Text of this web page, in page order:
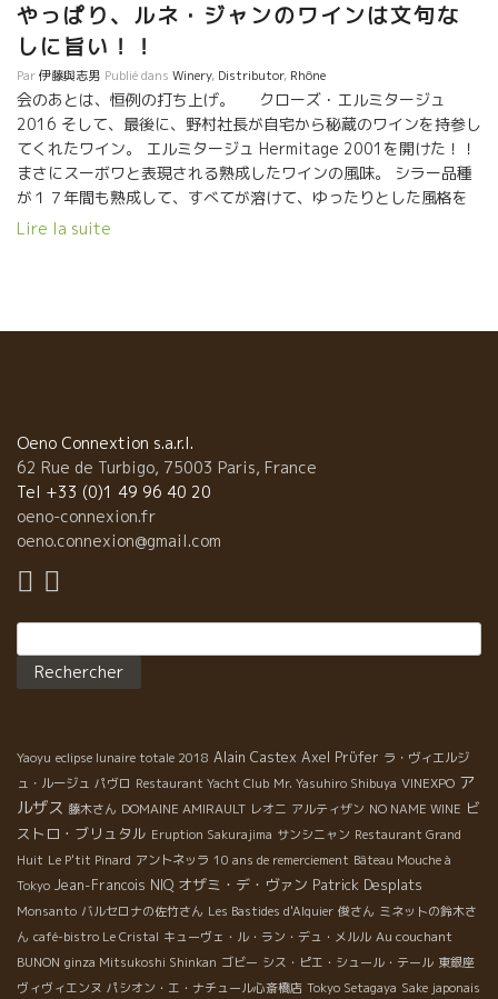
やっぱり、ルネ・ジャンのワインは文句な
しに旨い！！
Par伊藤與志男 Publié dans Winery, Distributor, Rhône
会のあとは、恒例の打ち上げ。 クローズ・エルミタージュ
2016 そして、最後に、野村社長が自宅から秘蔵のワインを持参し
てくれたワイン。 エルミタージュ Hermitage 2001を開けた！！
まさにスーボワと表現される熟成したワインの風味。 シラー品種
が１７年間も熟成して、すべてが溶けて、ゆったりとした風格を
備えていた。 感動の一本でした。野村社長、ありがとうございま
Lire la suite
Oeno Connextion s.a.r.l.
62 Rue de Turbigo, 75003 Paris, France
Tel +33 (0)1 49 96 40 20
oeno-connexion.fr
oeno.connexion@gmail.com
Yaoyu eclipse lunaire totale 2018 Alain Castex Axel Prϋfer ラ・ヴィエルジ
ュ・ルージュ パヴロ Restaurant Yacht Club Mr. Yasuhiro Shibuya VINEXPO ア
ルザス 藤木さん DOMAINE AMIRAULT レオニ アルティザン NO NAME WINE ビ
ストロ・ブリュタル Eruption Sakurajima サンシニャン Restaurant Grand
Huit Le P'tit Pinard アントネッラ 10 ans de remerciement Bâteau Mouche à
Tokyo Jean-Francois NIQ オザミ・デ・ヴァン Patrick Desplats
Monsanto バルセロナの佐竹さん Les Bastides d'Alquier 俊さん ミネットの鈴木さ
ん café-bistro Le Cristal キューヴェ・ル・ラン・デュ・メルル Au couchant
BUNON ginza Mitsukoshi Shinkan ゴビー シス・ピエ・シュール・テール 東銀座
ヴィヴィエンヌ パシオン・エ・ナチュール心斎橋店 Tokyo Setagaya Sake japonais